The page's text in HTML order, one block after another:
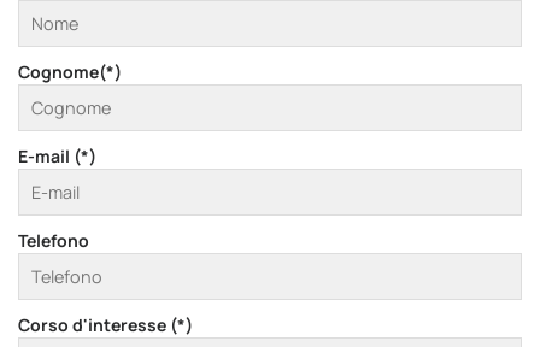
Cognome(*)
E-mail (*)
Telefono
Corso d'interesse (*)